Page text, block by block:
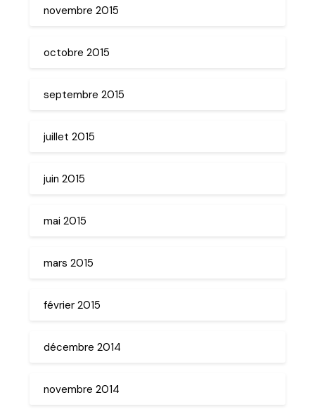
novembre 2015
octobre 2015
septembre 2015
juillet 2015
juin 2015
mai 2015
mars 2015
février 2015
décembre 2014
novembre 2014